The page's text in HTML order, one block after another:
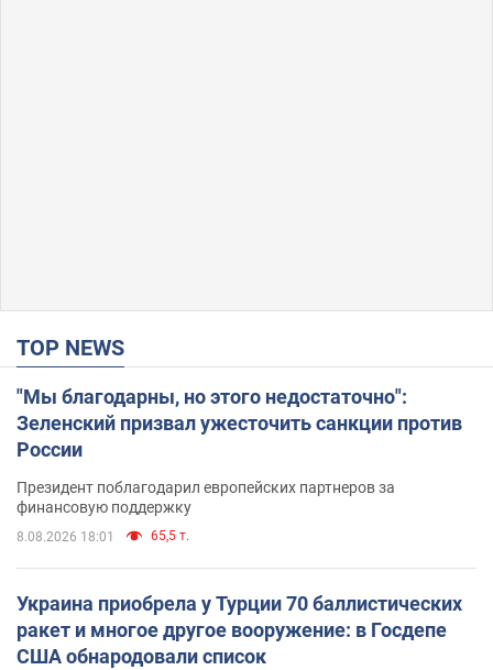
TOP NEWS
"Мы благодарны, но этого недостаточно":
Зеленский призвал ужесточить санкции против
России
Президент поблагодарил европейских партнеров за
финансовую поддержку
8.08.2026 18:01 65,5 т.
Украина приобрела у Турции 70 баллистических
ракет и многое другое вооружение: в Госдепе
США обнародовали список